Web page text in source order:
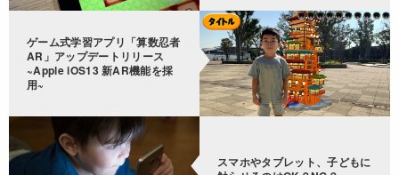
ゲーム式学習アプリ「算数忍者
AR」アップデートリリース
~Apple iOS13 新AR機能を採
用~
スマホやタブレット、子どもに